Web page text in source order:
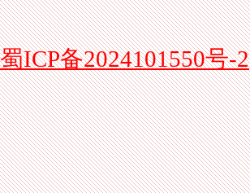
蜀ICP备2024101550号-2